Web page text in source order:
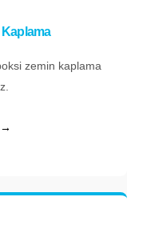
zemin kaplama
→